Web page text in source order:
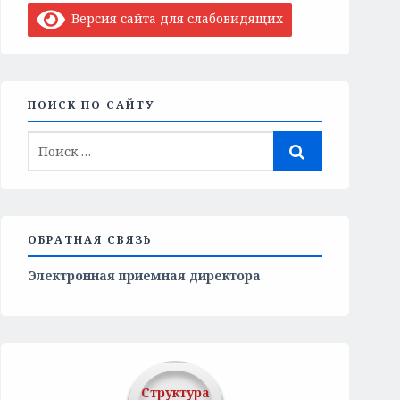
Версия сайта для слабовидящих
ПОИСК ПО САЙТУ
ОБРАТНАЯ СВЯЗЬ
Электронная приемная директора
Структура